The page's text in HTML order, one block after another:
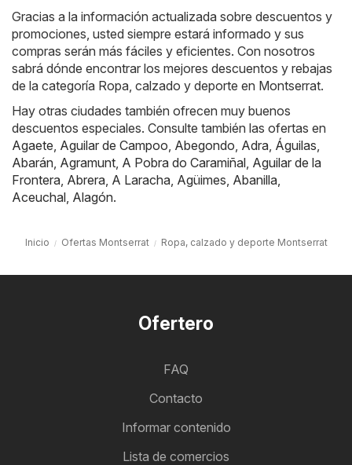
Gracias a la información actualizada sobre descuentos y
promociones, usted siempre estará informado y sus
compras serán más fáciles y eficientes. Con nosotros
sabrá dónde encontrar los mejores descuentos y rebajas
de la categoría Ropa, calzado y deporte en Montserrat.
Hay otras ciudades también ofrecen muy buenos
descuentos especiales. Consulte también las ofertas en
Agaete Aguilar de Campoo Abegondo Adra Águilas
Abarán Agramunt A Pobra do Caramiñal Aguilar de la
Frontera Abrera A Laracha Agüimes Abanilla
Aceuchal Alagón.
Inicio Ofertas Montserrat Ropa, calzado y deporte Montserrat
Ofertero
FAQ
Contacto
Informar contenido
Lista de comercios